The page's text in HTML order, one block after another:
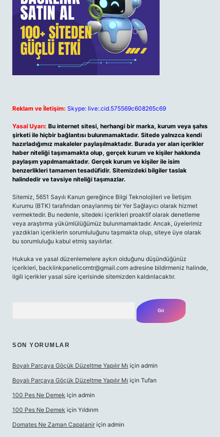
Reklam ve İletişim: Skype: live:.cid.575569c608265c69
Yasal Uyarı: Bu internet sitesi, herhangi bir marka, kurum veya şahıs
şirketi ile hiçbir bağlantısı bulunmamaktadır. Sitede yalnızca kendi
hazırladığımız makaleler paylaşılmaktadır. Burada yer alan içerikler
haber niteliği taşımamakta olup, gerçek kurum ve kişiler hakkında
paylaşım yapılmamaktadır. Gerçek kurum ve kişiler ile isim
benzerlikleri tamamen tesadüfidir. Sitemizdeki bilgiler taslak
halindedir ve tavsiye niteliği taşımazlar.
Sitemiz, 5651 Sayılı Kanun gereğince Bilgi Teknolojileri ve İletişim
Kurumu (BTK) tarafından onaylanmış bir Yer Sağlayıcı olarak hizmet
vermektedir. Bu nedenle, sitedeki içerikleri proaktif olarak denetleme
veya araştırma yükümlülüğümüz bulunmamaktadır. Ancak, üyelerimiz
yazdıkları içeriklerin sorumluluğunu taşımakta olup, siteye üye olarak
bu sorumluluğu kabul etmiş sayılırlar.
Hukuka ve yasal düzenlemelere aykırı olduğunu düşündüğünüz
içerikleri, backlinkpanelicomtr@gmail.com adresine bildirmeniz halinde,
ilgili içerikler yasal süre içerisinde sitemizden kaldırılacaktır.
SON YORUMLAR
Boyalı Parçaya Göçük Düzeltme Yapılır Mı için admin
Boyalı Parçaya Göçük Düzeltme Yapılır Mı için Tufan
100 Pes Ne Demek için admin
100 Pes Ne Demek için Yıldırım
Domates Ne Zaman Capalanir için admin